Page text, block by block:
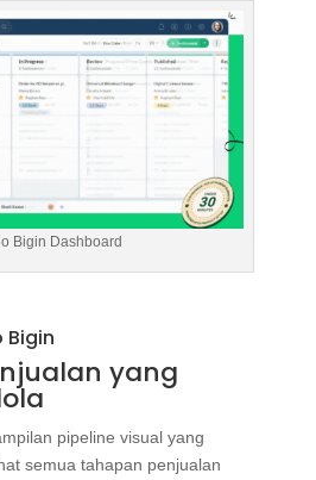
Bigin Dashboard
Bigin
yang
pipeline visual yang
semua tahapan penjualan